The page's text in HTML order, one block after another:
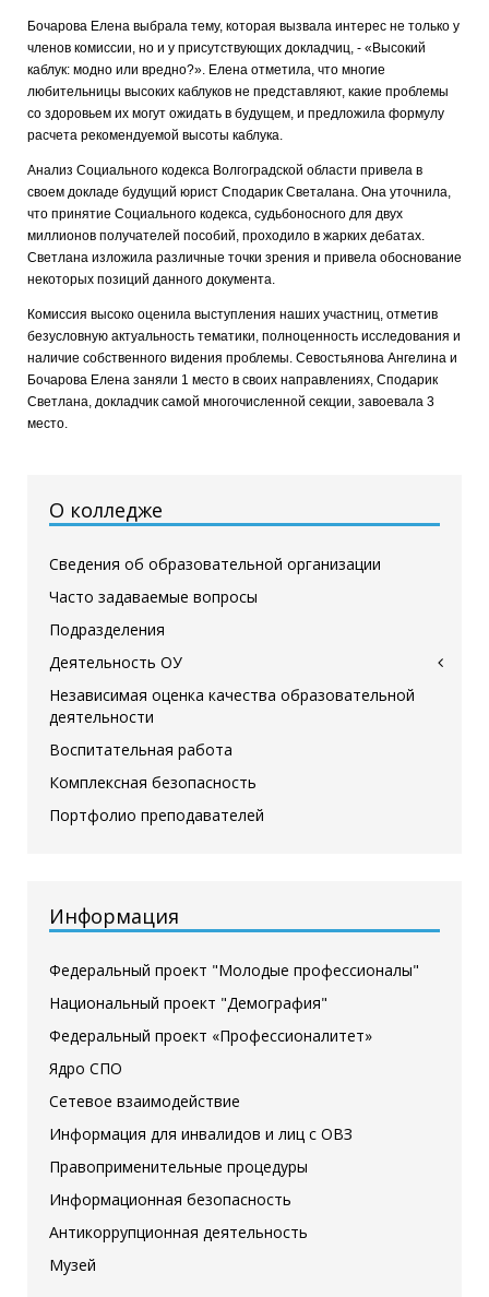
Бочарова Елена выбрала тему, которая вызвала интерес не только у
членов комиссии, но и у присутствующих докладчиц, - «Высокий
каблук: модно или вредно?». Елена отметила, что многие
любительницы высоких каблуков не представляют, какие проблемы
со здоровьем их могут ожидать в будущем, и предложила формулу
расчета рекомендуемой высоты каблука.
Анализ Социального кодекса Волгоградской области привела в
своем докладе будущий юрист Сподарик Светалана. Она уточнила,
что принятие Социального кодекса, судьбоносного для двух
миллионов получателей пособий, проходило в жарких дебатах.
Светлана изложила различные точки зрения и привела обоснование
некоторых позиций данного документа.
Комиссия высоко оценила выступления наших участниц, отметив
безусловную актуальность тематики, полноценность исследования и
наличие собственного видения проблемы. Севостьянова Ангелина и
Бочарова Елена заняли 1 место в своих направлениях, Сподарик
Светлана, докладчик самой многочисленной секции, завоевала 3
место.
О колледже
Сведения об образовательной организации
Часто задаваемые вопросы
Подразделения
Деятельность ОУ
Независимая оценка качества образовательной
деятельности
Воспитательная работа
Комплексная безопасность
Портфолио преподавателей
Информация
Федеральный проект "Молодые профессионалы"
Национальный проект "Демография"
Федеральный проект «Профессионалитет»
Ядро СПО
Сетевое взаимодействие
Информация для инвалидов и лиц с ОВЗ
Правоприменительные процедуры
Информационная безопасность
Антикоррупционная деятельность
Музей